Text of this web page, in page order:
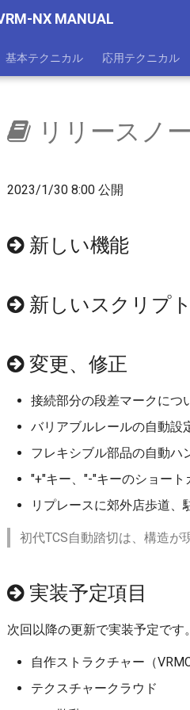
NX MANUAL
基本テクニカル 応用テクニカル
リリースノ
2023/1/30 8:00 公開
新しい機能
新しいスクリプト
変更、修正
接続部分の段差マークにつ
バリアブルレールの自動設
フレキシブル部品の自動ハ
"+"キー、"-"キーのショー
リプレースに郊外店歩道、
初代TCS自動踏切は、構造が
実装予定項目
次回以降の更新で実装予定です。
自作ストラクチャー（
テクスチャークラウド